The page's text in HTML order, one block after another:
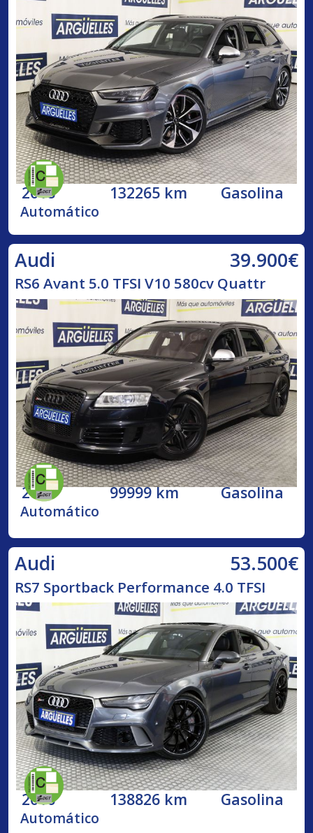
2018 132265 km Gasolina
Automático
Audi 39.900€
RS6 Avant 5.0 TFSI V10 580cv Quattr
2009 99999 km Gasolina
Automático
Audi 53.500€
RS7 Sportback Performance 4.0 TFSI
2016 138826 km Gasolina
Automático